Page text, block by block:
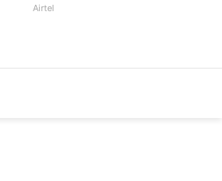
Airtel